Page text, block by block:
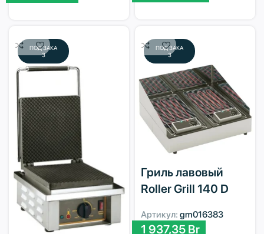
ПОД ЗАКА
З
ПОД ЗАКА
З
Гриль лавовый
Roller Grill 140 D
Артикул: gm016383
1 937,35 Br